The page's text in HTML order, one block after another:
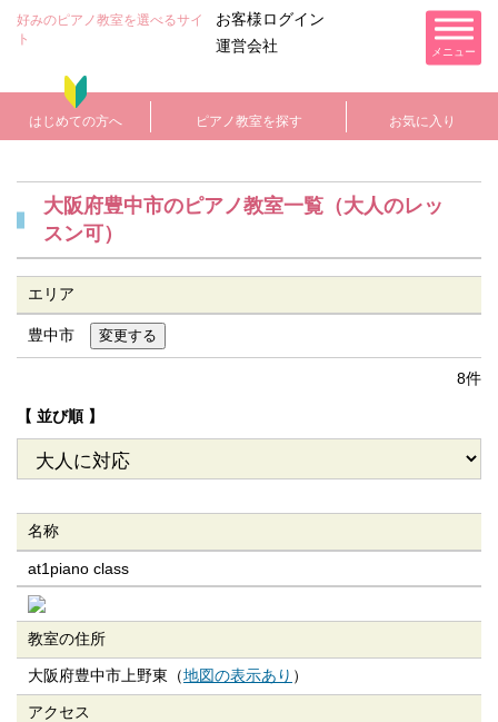
好みのピアノ教室を選べるサイ
ト
お客様ログイン
運営会社
メニュー
はじめての方へ ピアノ教室を探す お気に入り
大阪府豊中市のピアノ教室一覧（大人のレッ
スン可）
エリア
豊中市
8件
【 並び順 】
名称
at1piano class
教室の住所
大阪府豊中市上野東（地図の表示あり ）
アクセス